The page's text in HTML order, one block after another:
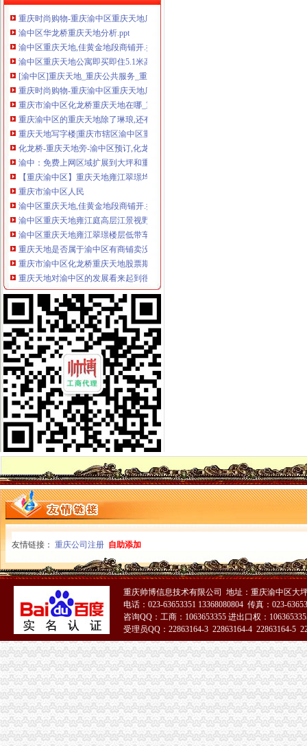
重庆时尚购物-重庆渝中区重庆天地店铺-重庆天地店铺简介及重庆天地
渝中区华龙桥重庆天地分析.ppt
渝中区重庆天地,佳黄金地段商铺开.抢,重庆渝中李子坝重庆天地商
渝中区重庆天地公寓即买即住5.1米高轻轨旁,重庆渝中化龙桥重庆
[渝中区]重庆天地_重庆公共服务_重庆108社区
重庆时尚购物-重庆渝中区重庆天地店铺-重庆天地店铺简介及重庆天地
重庆市渝中区化龙桥重庆天地在哪_重庆市渝中区化龙桥重庆天地怎么
重庆渝中区的重庆天地除了琳琅,还有哪些地方可以接办宴？_搜
重庆天地写字楼|重庆市辖区渝中区重庆天地写字楼|地理位置|交通状况|
化龙桥-重庆天地旁-渝中区预订,化龙桥-重庆天地旁-渝中区价格_地址
渝中：免费上网区域扩展到大坪和重庆天地——人民网·重庆视窗—
【重庆渝中区】重庆天地雍江翠璟均价元/平米架报名中_重
重庆市渝中区人民
渝中区重庆天地,佳黄金地段商铺开.抢,重庆渝中李子坝重庆天地商
渝中区重庆天地雍江庭高层江景视野开阔住宅时尚小区,重庆渝中
渝中区重庆天地雍江翠璟楼层低带车位出售欢迎实地看房,重庆渝中
重庆天地是否属于渝中区有商铺卖没有价格多少–安居客房产问答
重庆市渝中区化龙桥重庆天地股票期货网上开户操作流程
重庆天地对渝中区的发展看来起到很大的作用……-重庆搜狐焦点
渝中区华龙桥重庆天地_中华文本库
【美宿美家酒店式公寓（重庆天地店）】地址：重庆市渝中区化龙桥
渝中免费上网区域扩展到大坪和重庆天地_网易新闻
【5图】渝中区、重庆天地江景房、采光好一湖一江景,重庆渝中李子
瑞安重庆天地商铺商铺出售,渝中区重庆天地企业天地临街住宅底商
【多图】渝中区重庆天地板式精装江景豪宅现房带人和街学指标,
渝中区重庆天地公寓,现房买一层送一层,品质大盘轻轨房,渝中化龙
重庆市渝中区物业协会参观重庆天地认可丰诚物业优质服务_新浪家居
重庆渝中重庆天地户型图-找我家-土巴兔装修网
投诉渝中区重庆天地雍江艺庭小区物管_重庆市公开信箱
[重庆渝中区]瑞安重庆天地室内设计[信息有效期：6天]-我要设计-室内
渝中区重庆天地精装两房绝版户型限量团购热销,重庆天地二手房,
请问渝中区重庆天地这附近有什么送外卖的啊急求_重庆吧_百度贴吧
重庆海外旅业（旅行社）集团有限公司渝中区重庆天地门市部
重庆天地和-渝中区金石巷业主采访—在线播放—优酷网,高清在
重庆天地高层销售领跑楼市|重庆|渝中区_凤凰资讯
【图】邻解放碑洪崖洞重庆天地北欧简约大床房_渝中区短租公寓_途家
渝中区华龙桥重庆天地分析.ppt
渝中区重庆天地
重庆市渝中区人民
请问渝中区重庆天地这附近有什么送外卖的啊急求_重庆吧_百度贴吧
渝中区重庆天地精装两房绝版户型限量团购热销,重庆天地二手房,
投诉渝中区重庆天地雍江艺庭小区物管_重庆市公开信箱
渝中：免费上网区域扩展到大坪和重庆天地——人民网·重庆视窗—
渝中区重庆天地雍江翠璟楼层低带车位出售欢迎实地看房,重庆渝中
重庆时尚购物-重庆渝中区重庆天地店铺-重庆天地店铺简介及重庆天地
渝中区华龙桥重庆天地分析.ppt
渝中区重庆天地,佳黄金地段商铺开.抢,重庆渝中李子坝重庆天地商
渝中区重庆天地公寓即买即住5.1米高轻轨旁,重庆渝中化龙桥重庆
[渝中区]重庆天地_重庆公共服务_重庆108社区
重庆时尚购物-重庆渝中区重庆天地店铺-重庆天地店铺简介及重庆天地
重庆市渝中区化龙桥重庆天地在哪_重庆市渝中区化龙桥重庆天地怎么
友情链接： 重庆公司注册 自助添加
重庆帅博信息技术有限公司 地址：重庆渝中区大
电话：023-63653351 13368080804 传真：023-
咨询QQ：工商：1063653355 进出口权：
受理员QQ：22863164-3 22863164-4 22863164-5
51La